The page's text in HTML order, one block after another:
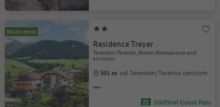
Na życzenie
Residence Treyer
Terenten/Terento, Brixen/Bressanone and
environs
301 m od Terenten/Terento centrum
Südtirol Guest Pass